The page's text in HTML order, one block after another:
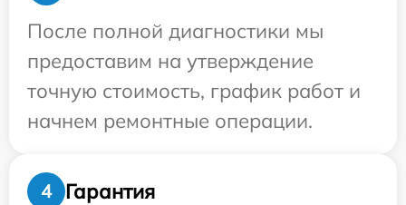
После полной диагностики мы
предоставим на утверждение
точную стоимость, график работ и
начнем ремонтные операции.
4
Гарантия